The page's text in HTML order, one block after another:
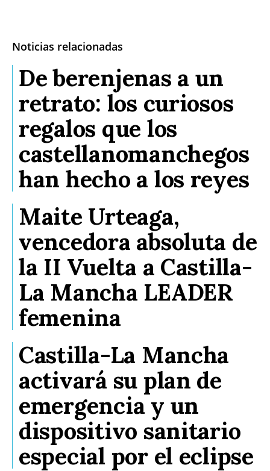
Noticias relacionadas
De berenjenas a un
retrato: los curiosos
regalos que los
castellanomanchegos
han hecho a los reyes
Maite Urteaga,
vencedora absoluta de
la II Vuelta a Castilla-
La Mancha LEADER
femenina
Castilla-La Mancha
activará su plan de
emergencia y un
dispositivo sanitario
especial por el eclipse